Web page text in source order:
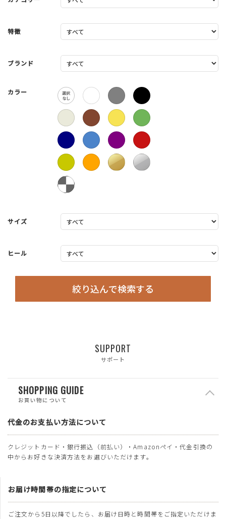
特徴
ブランド
カラー
サイズ
ヒール
絞り込んで検索する
SUPPORT
サポート
SHOPPING GUIDE
お買い物について
代金のお支払い方法について
クレジットカード・銀行振込（前払い）・Amazonペイ・代金引換の
中からお好きな決済方法をお選びいただけます。
お届け時間帯の指定について
ご注文から5日以降でしたら、お届け日時と時間帯をご指定いただけま